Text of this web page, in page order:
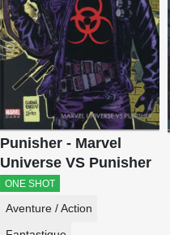
Punisher - Marvel
Universe VS Punisher
ONE SHOT
Aventure / Action